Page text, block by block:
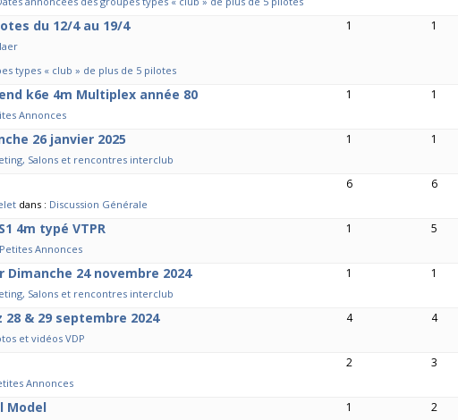
du 12/4 au 19/4
types « club » de plus de 5 pilotes
1 1
k6e 4m Multiplex année 80
Annonces
1 1
26 janvier 2025
Salons et rencontres interclub
1 1
dans : Discussion Générale
6 6
4m typé VTPR
Petites Annonces
1 5
24 novembre 2024
Salons et rencontres interclub
1 1
28 & 29 septembre 2024
et vidéos VDP
4 4
Annonces
2 3
Model 1 2